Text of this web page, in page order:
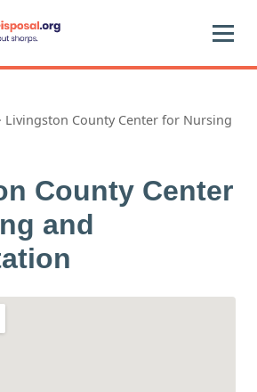
· Livingston County Center for Nursing
County Center
and